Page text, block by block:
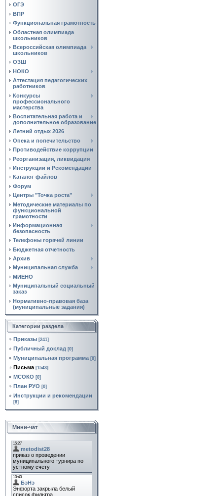
ОГЭ
ВПР
Функциональная грамотность
Областная олимпиада
школьников
Всероссийская олимпиада
школьников
ОЗШ
НОКО
Аттестация педагогических
работников
Конкурсы
профессионального
мастерства
Воспитательная работа и
дополнительное образование
Летний отдых 2026
Опека и попечительство
Противодействие коррупции
Реорганизация, ликвидация
Инструкции и Рекомендации
Каталог файлов
Форум
Центры "Точка роста"
Методические материалы по
функциональной
грамотности
Информационная
безопасность
Телефоны горячей линии
Бюджетная отчетность
Архив
Муниципальная служба
МИЕНО
Муниципальный социальный
заказ
Нормативно‑правовая база
(муниципальные задания)
Категории раздела
Приказы [241]
Публичный доклад [0]
Муниципальная программа [0]
Письма [1543]
МСОКО [0]
План РУО [0]
Инструкции и рекомендации
[8]
Мини-чат